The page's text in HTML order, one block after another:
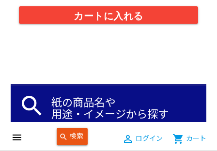
menu search 検索 person_outline ログイン shopping_cart カート
カートに入れる
search 紙の商品名や
用途・イメージから探す